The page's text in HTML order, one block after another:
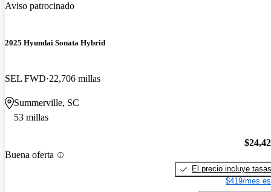
Aviso patrocinado
2025 Hyundai Sonata Hybrid
SEL FWD 22,706 millas
Summerville, SC
53 millas
Buena oferta
El precio incluye tasas
$419/mes